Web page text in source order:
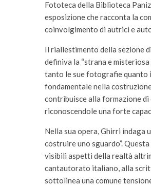
Fototeca della Biblioteca
esposizione che racconta la
coinvolgimento di autrici e
Il riallestimento della sezione
definiva la “strana e
tanto le sue fotografie quanto
fondamentale nella
contribuisce alla formazione di
riconoscendole una forte
Nella sua opera, Ghirri indaga
costruire uno sguardo”.
visibili aspetti della realtà
cantautorato italiano, alla
sottolinea una comune